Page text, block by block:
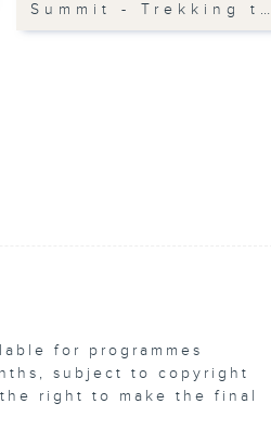
Summit - Trekking t…
for programmes
subject to copyright
right to make the final